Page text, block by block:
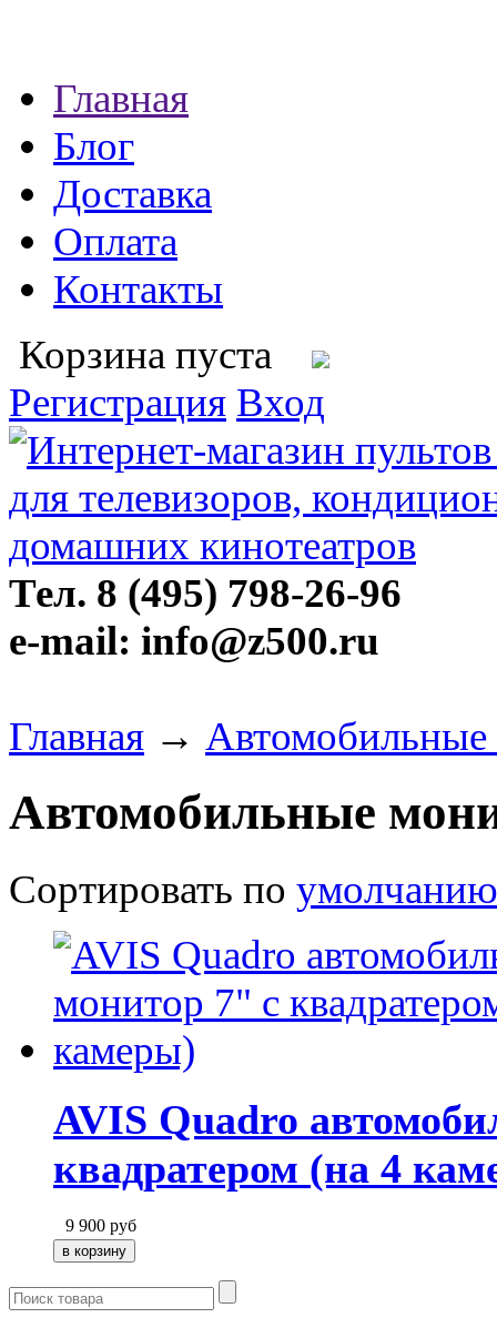
Главная
Блог
Доставка
Оплата
Контакты
Корзина пуста
Регистрация Вход
Тел. 8 (495) 798-26-96
e-mail: info@z500.ru
Главная →
Автомобильные
Сортировать по умолчанию
AVIS Quadro
квадратером (на 4
9 900 руб